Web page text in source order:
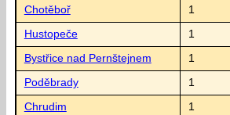
Chotěboř 1
Hustopeče 1
Bystřice nad Pernštejnem 1
Poděbrady 1
Chrudim 1